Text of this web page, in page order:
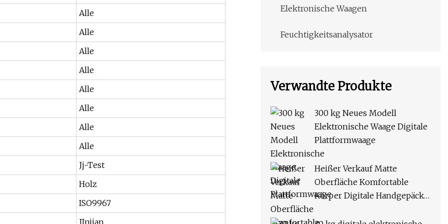
Alle
Alle
Alle
Alle
Alle
Alle
Alle
Alle
Jj-Test
Holz
ISO9967
Elektronische Waagen
Feuchtigkeitsanalysator
Verwandte Produkte
300 kg Neues Modell
Elektronische Waage Digitale
Plattformwaage
Heißer Verkauf Matte
Oberfläche Komfortable
Körper Digitale Handgepäck